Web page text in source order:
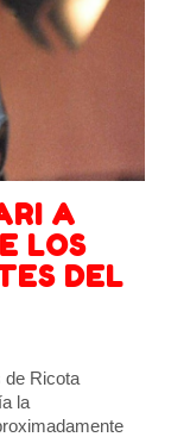
A
LOS
DEL
de Ricota
la